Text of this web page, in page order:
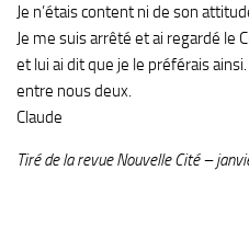
Je n’étais content ni de son
Je me suis arrêté et ai regardé le
et lui ai dit que je le préférais
entre nous deux.
Claude
Tiré de la revue Nouvelle Cité –